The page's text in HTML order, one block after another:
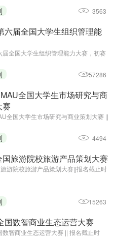
3563
六届全国大学生组织管理能
届全国大学生组织管理能力大赛，初赛
：中国商业经济学会教育培训分会
157286
全国大学生市场研究与商
赛
全国大学生市场研究与商业策划大赛 ||
研究会、Credamo见数
4494
旅游院校旅游产品策划大赛
游院校旅游产品策划大赛||报名截止时
15263
国数智商业生态运营大赛
智商业生态运营大赛 || 报名截止时